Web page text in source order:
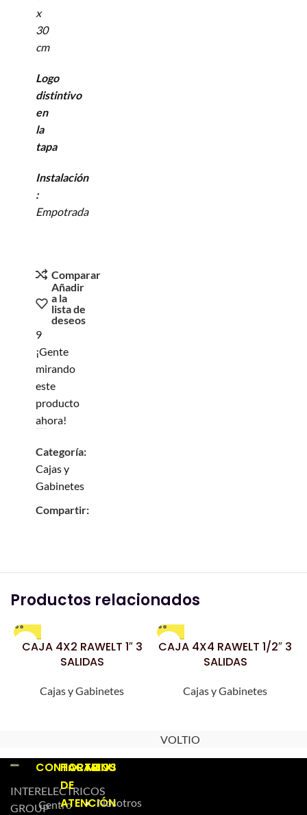
x
30
cm
Logo
distintivo
en
la
tapa
Instalación
:
Empotrada
Comparar
Añadir
a la
lista de
deseos
9
¡Gente
mirando
este
producto
ahora!
Categoría:
Cajas y
Gabinetes
Compartir:
Productos relacionados
CAJA 4X2 RAWELT 1″ 3
SALIDAS
Cajas y Gabinetes
CAJA 4X4 RAWELT 1/2″ 3
SALIDAS
Cajas y Gabinetes
VOLTIO
INTERELECTRICOS
GROUP
CONTACTO
Centro
HORARIOS
DE
ATENCIÓN
MENU
Nosotros